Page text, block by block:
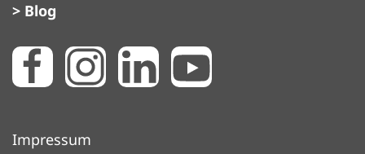
> Blog
Impressum